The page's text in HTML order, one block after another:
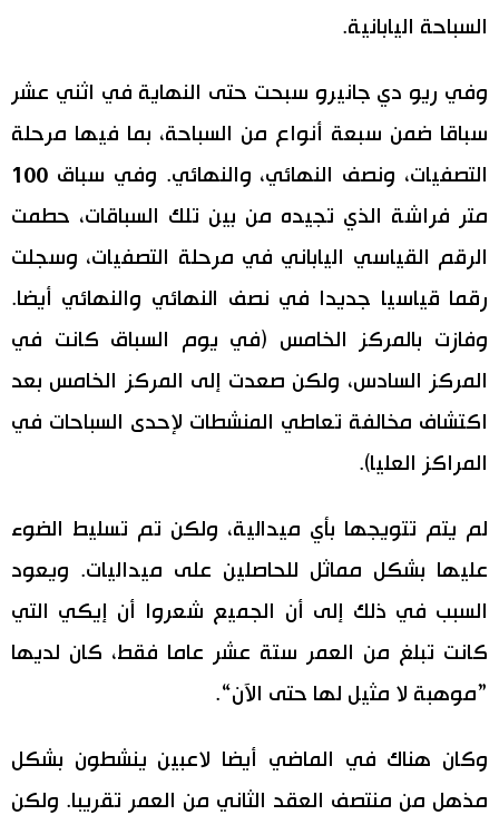
السباحة اليابانية.
وفي ريو دي جانيرو سبحت حتى النهاية في اثني عشر
سباقا ضمن سبعة أنواع من السباحة، بما فيها مرحلة
التصفيات، ونصف النهائي، والنهائي. وفي سباق 100
متر فراشة الذي تجيده من بين تلك السباقات، حطمت
الرقم القياسي الياباني في مرحلة التصفيات، وسجلت
رقما قياسيا جديدا في نصف النهائي والنهائي أيضا.
وفازت بالمركز الخامس (في يوم السباق كانت في
المركز السادس، ولكن صعدت إلى المركز الخامس بعد
اكتشاف مخالفة تعاطي المنشطات لإحدى السباحات في
المراكز العليا).
لم يتم تتويجها بأي ميدالية، ولكن تم تسليط الضوء
عليها بشكل مماثل للحاصلين على ميداليات. ويعود
السبب في ذلك إلى أن الجميع شعروا أن إيكي التي
كانت تبلغ من العمر ستة عشر عاما فقط، كان لديها
”موهبة لا مثيل لها حتى الآن“.
وكان هناك في الماضي أيضا لاعبين ينشطون بشكل
مذهل من منتصف العقد الثاني من العمر تقريبا. ولكن